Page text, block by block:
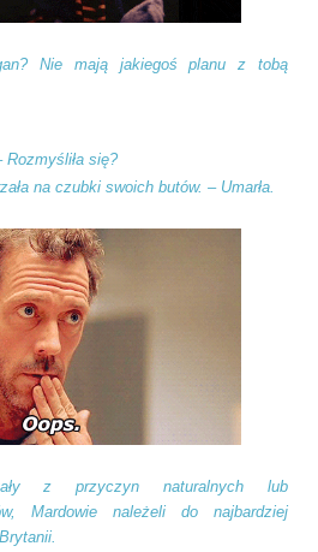
Nie mają jakiegoś planu z tobą
Rozmyśliła się?
na czubki swoich butów. – Umarła.
z przyczyn naturalnych lub
Mardowie należeli do najbardziej